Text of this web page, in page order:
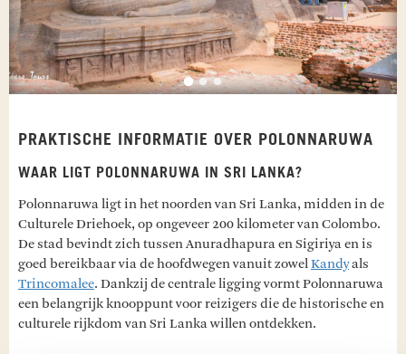
PRAKTISCHE INFORMATIE OVER POLONNARUWA
WAAR LIGT POLONNARUWA IN SRI LANKA?
Polonnaruwa ligt in het noorden van Sri Lanka, midden in de
Culturele Driehoek, op ongeveer 200 kilometer van Colombo.
De stad bevindt zich tussen Anuradhapura en Sigiriya en is
goed bereikbaar via de hoofdwegen vanuit zowelKandyals
Trincomalee. Dankzij de centrale ligging vormt Polonnaruwa
een belangrijk knooppunt voor reizigers die de historische en
culturele rijkdom van Sri Lanka willen ontdekken.